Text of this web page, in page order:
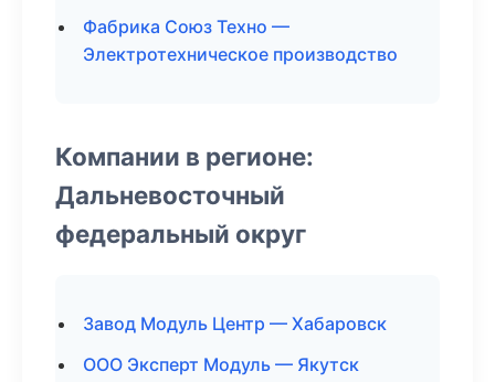
Фабрика Союз Техно —
Электротехническое производство
Компании в регионе:
Дальневосточный
федеральный округ
Завод Модуль Центр — Хабаровск
ООО Эксперт Модуль — Якутск